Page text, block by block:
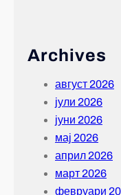
Archives
август 2026
јули 2026
јуни 2026
мај 2026
април 2026
март 2026
февруари